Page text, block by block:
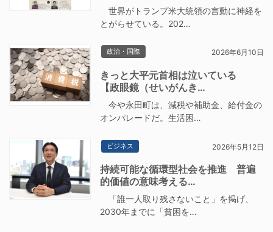
世界がトランプ米大統領の言動に神経を
とがらせている。202…
政治・国際 2026年6月10日
きっと大平元首相は泣いている
【政眼鏡（せいがんき…
今や永田町は、減税や補助金、給付金の
オンパレードだ。生活困…
ビジネス 2026年5月12日
持続可能な循環型社会を推進 普遍
的価値の意味考える…
「誰一人取り残さないこと」を掲げ、
2030年までに「貧困を…